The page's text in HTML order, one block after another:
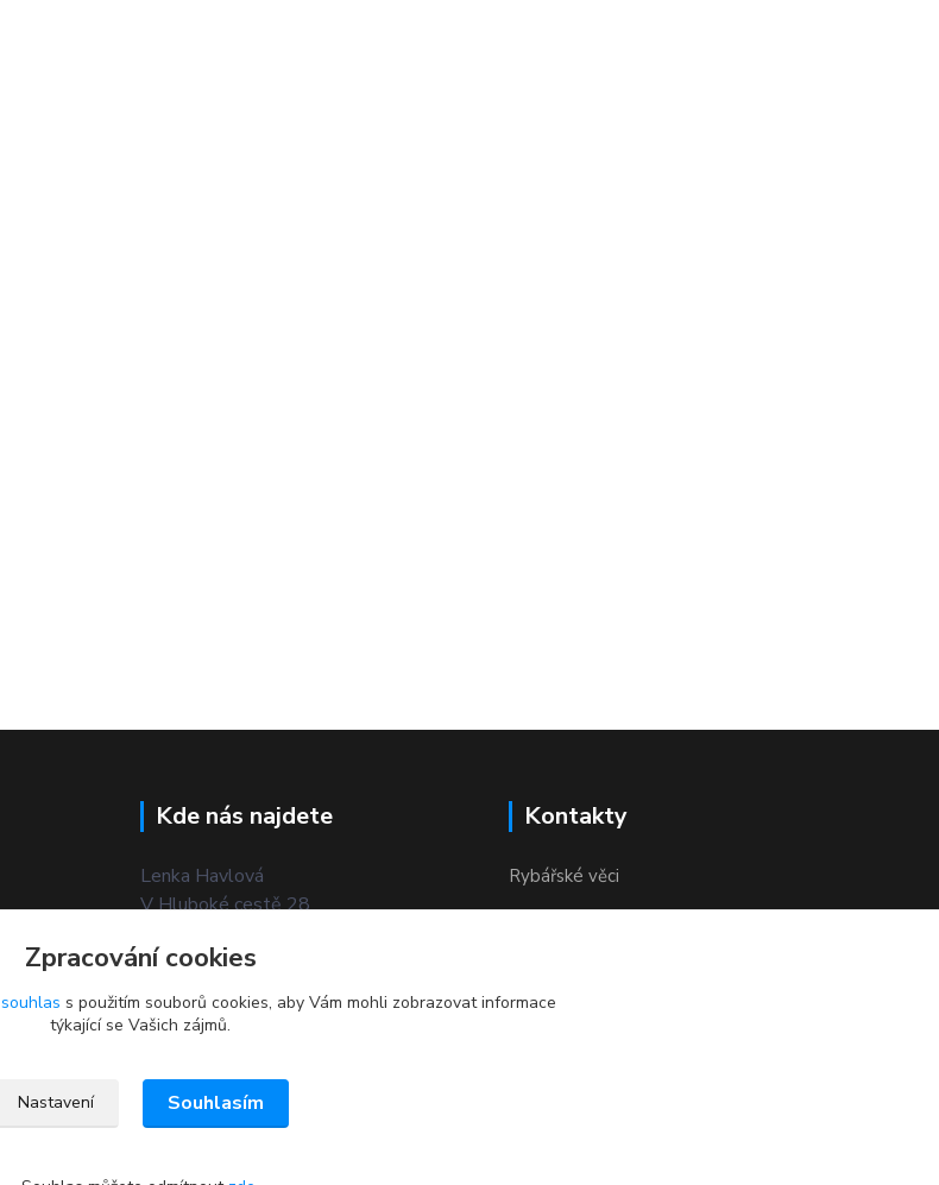
Kde nás najdete
Lenka Havlová
V Hluboké cestě 28
370 06
Kontakty
Rybářské věci
Zpracování cookies
souhlas s použitím souborů cookies, aby Vám mohli zobrazovat informace
týkající se Vašich zájmů.
Nastavení Souhlasím